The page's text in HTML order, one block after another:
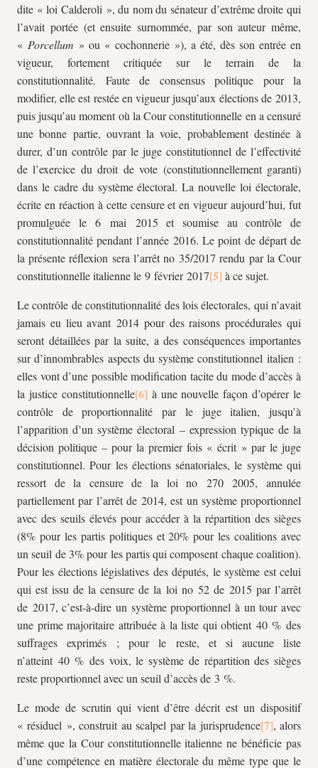
dite « loi Calderoli », du nom du sénateur d’extrême droite qui
l’avait portée (et ensuite surnommée, par son auteur même,
« Porcellum » ou « cochonnerie »), a été, dès son entrée en
vigueur, fortement critiquée sur le terrain de la
constitutionnalité. Faute de consensus politique pour la
modifier, elle est restée en vigueur jusqu’aux élections de 2013,
puis jusqu’au moment où la Cour constitutionnelle en a censuré
une bonne partie, ouvrant la voie, probablement destinée à
durer, d’un contrôle par le juge constitutionnel de l’effectivité
de l’exercice du droit de vote (constitutionnellement garanti)
dans le cadre du système électoral. La nouvelle loi électorale,
écrite en réaction à cette censure et en vigueur aujourd’hui, fut
promulguée le 6 mai 2015 et soumise au contrôle de
constitutionnalité pendant l’année 2016. Le point de départ de
la présente réflexion sera l’arrêt no 35/2017 rendu par la Cour
constitutionnelle italienne le 9 février 2017
à ce sujet.
Le contrôle de constitutionnalité des lois électorales, qui n’avait
jamais eu lieu avant 2014 pour des raisons procédurales qui
seront détaillées par la suite, a des conséquences importantes
sur d’innombrables aspects du système constitutionnel italien :
elles vont d’une possible modification tacite du mode d’accès à
la justice constitutionnelle
à une nouvelle façon d’opérer le
contrôle de proportionnalité par le juge italien, jusqu’à
l’apparition d’un système électoral – expression typique de la
décision politique – pour la premier fois « écrit » par le juge
constitutionnel. Pour les élections sénatoriales, le système qui
ressort de la censure de la loi no 270 2005, annulée
partiellement par l’arrêt de 2014, est un système proportionnel
avec des seuils élevés pour accéder à la répartition des sièges
(8% pour les partis politiques et 20% pour les coalitions avec
un seuil de 3% pour les partis qui composent chaque coalition).
Pour les élections législatives des députés, le système est celui
qui est issu de la censure de la loi no 52 de 2015 par l’arrêt
de 2017, c’est-à-dire un système proportionnel à un tour avec
une prime majoritaire attribuée à la liste qui obtient 40 % des
suffrages exprimés ; pour le reste, et si aucune liste
n’atteint 40 % des voix, le système de répartition des sièges
reste proportionnel avec un seuil d’accès de 3 %.
Le mode de scrutin qui vient d’être décrit est un dispositif
« résiduel », construit au scalpel par la jurisprudence
, alors
même que la Cour constitutionnelle italienne ne bénéficie pas
d’une compétence en matière électorale du même type que le